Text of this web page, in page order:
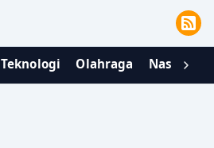
Teknologi Olahraga Nasional